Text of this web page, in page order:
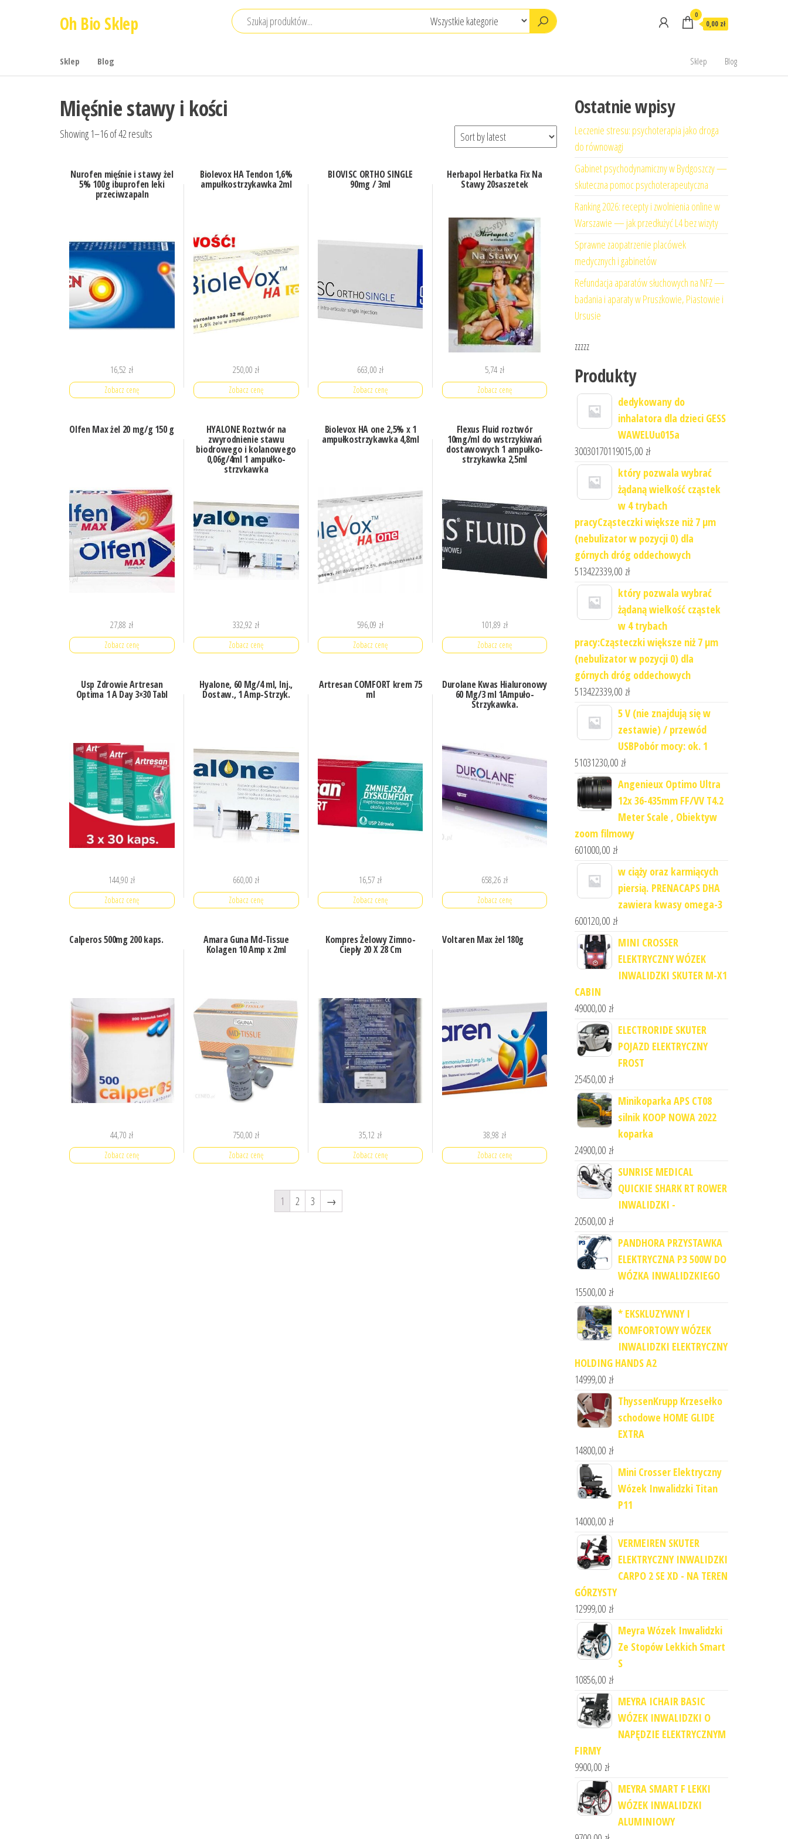
Oh Bio Sklep 0
0,00 zł
Sklep Blog Sklep Blog
Mięśnie stawy i kości
Showing 1–16 of 42 results
Nurofen mięśnie i stawy żel
5% 100g ibuprofen leki
przeciwzapaln
16,52 zł
Zobacz cenę
Biolevox HA Tendon 1,6%
ampułkostrzykawka 2ml
250,00 zł
Zobacz cenę
BIOVISC ORTHO SINGLE
90mg / 3ml
663,00 zł
Zobacz cenę
Herbapol Herbatka Fix Na
Stawy 20saszetek
5,74 zł
Zobacz cenę
Olfen Max żel 20 mg/g 150 g
27,88 zł
Zobacz cenę
HYALONE Roztwór na
zwyrodnienie stawu
biodrowego i kolanowego
0,06g/4ml 1 ampułko-
strzykawka
332,92 zł
Zobacz cenę
Biolevox HA one 2,5% x 1
ampułkostrzykawka 4,8ml
596,09 zł
Zobacz cenę
Flexus Fluid roztwór
10mg/ml do wstrzykiwań
dostawowych 1 ampułko-
strzykawka 2,5ml
101,89 zł
Zobacz cenę
Usp Zdrowie Artresan
Optima 1 A Day 3×30 Tabl
144,90 zł
Zobacz cenę
Hyalone, 60 Mg/4 ml, Inj.,
Dostaw., 1 Amp-Strzyk.
660,00 zł
Zobacz cenę
Artresan COMFORT krem 75
ml
16,57 zł
Zobacz cenę
Durolane Kwas Hialuronowy
60 Mg/3 ml 1Ampuło-
Strzykawka.
658,26 zł
Zobacz cenę
Calperos 500mg 200 kaps.
44,70 zł
Zobacz cenę
Amara Guna Md-Tissue
Kolagen 10 Amp x 2ml
750,00 zł
Zobacz cenę
Kompres Żelowy Zimno-
Ciepły 20 X 28 Cm
35,12 zł
Zobacz cenę
Voltaren Max żel 180g
38,98 zł
Zobacz cenę
1 2 3 →
Ostatnie wpisy
Leczenie stresu: psychoterapia jako droga
do równowagi
Gabinet psychodynamiczny w Bydgoszczy —
skuteczna pomoc psychoterapeutyczna
Ranking 2026: recepty i zwolnienia online w
Warszawie — jak przedłużyć L4 bez wizyty
Sprawne zaopatrzenie placówek
medycznych i gabinetów
Refundacja aparatów słuchowych na NFZ —
badania i aparaty w Pruszkowie, Piastowie i
Ursusie
zzzzz
Produkty
dedykowany do
inhalatora dla dzieci GESS
WAWELUu015a
30030170119015,00 zł
który pozwala wybrać
żądaną wielkość cząstek
w 4 trybach
pracyCząsteczki większe niż 7 μm
(nebulizator w pozycji 0) dla
górnych dróg oddechowych
513422339,00 zł
który pozwala wybrać
żądaną wielkość cząstek
w 4 trybach
pracy:Cząsteczki większe niż 7 μm
(nebulizator w pozycji 0) dla
górnych dróg oddechowych
513422339,00 zł
5 V (nie znajdują się w
zestawie) / przewód
USBPobór mocy: ok. 1
51031230,00 zł
Angenieux Optimo Ultra
12x 36-435mm FF/VV T4.2
Meter Scale , Obiektyw
zoom filmowy
601000,00 zł
w ciąży oraz karmiących
piersią. PRENACAPS DHA
zawiera kwasy omega-3
600120,00 zł
MINI CROSSER
ELEKTRYCZNY WÓZEK
INWALIDZKI SKUTER M-X1
CABIN
49000,00 zł
ELECTRORIDE SKUTER
POJAZD ELEKTRYCZNY
FROST
25450,00 zł
Minikoparka APS CT08
silnik KOOP NOWA 2022
koparka
24900,00 zł
SUNRISE MEDICAL
QUICKIE SHARK RT ROWER
INWALIDZKI -
20500,00 zł
PANDHORA PRZYSTAWKA
ELEKTRYCZNA P3 500W DO
WÓZKA INWALIDZKIEGO
15500,00 zł
* EKSKLUZYWNY I
KOMFORTOWY WÓZEK
INWALIDZKI ELEKTRYCZNY
HOLDING HANDS A2
14999,00 zł
ThyssenKrupp Krzesełko
schodowe HOME GLIDE
EXTRA
14800,00 zł
Mini Crosser Elektryczny
Wózek Inwalidzki Titan
P11
14000,00 zł
VERMEIREN SKUTER
ELEKTRYCZNY INWALIDZKI
CARPO 2 SE XD - NA TEREN
GÓRZYSTY
12999,00 zł
Meyra Wózek Inwalidzki
Ze Stopów Lekkich Smart
S
10856,00 zł
MEYRA ICHAIR BASIC
WÓZEK INWALIDZKI O
NAPĘDZIE ELEKTRYCZNYM
FIRMY
9900,00 zł
MEYRA SMART F LEKKI
WÓZEK INWALIDZKI
ALUMINIOWY